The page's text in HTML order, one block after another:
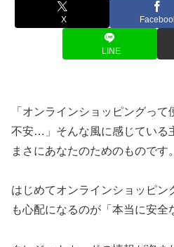
X
LINE
「オンラインショッピングっ
不安…」そんな風に感じている
まさにあなたのためのものです。
はじめてオンラインショッピン
も心配になるのが「本当に安全